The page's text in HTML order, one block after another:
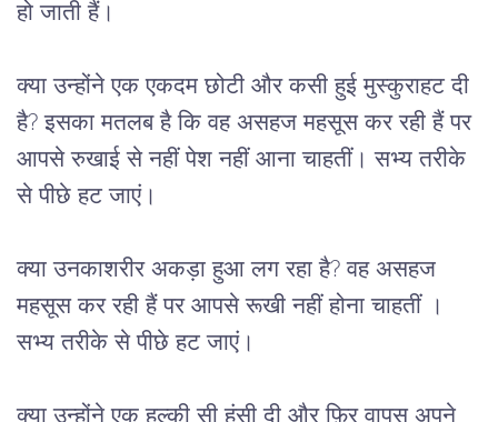
हो जाती हैं।
क्या उन्होंने एक एकदम छोटी और कसी हुई मुस्कुराहट दी
है? इसका मतलब है कि वह असहज महसूस कर रही हैं पर
आपसे रुखाई से नहीं पेश नहीं आना चाहतीं। सभ्य तरीके
से पीछे हट जाएं।
क्या उनकाशरीर अकड़ा हुआ लग रहा है? वह असहज
महसूस कर रही हैं पर आपसे रूखी नहीं होना चाहतीं ।
सभ्य तरीके से पीछे हट जाएं।
क्या उन्होंने एक हल्की सी हंसी दी और फ़िर वापस अपने